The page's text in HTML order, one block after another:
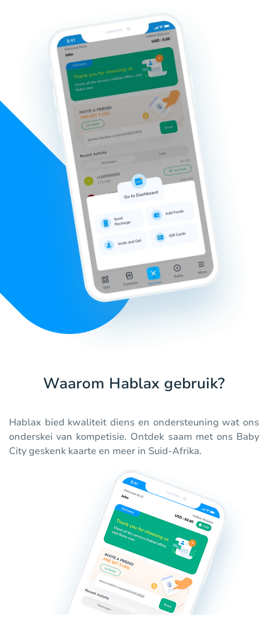
Waarom Hablax gebruik?
Hablax bied kwaliteit diens en ondersteuning wat ons
onderskei van kompetisie. Ontdek saam met ons Baby
City geskenk kaarte en meer in Suid-Afrika.